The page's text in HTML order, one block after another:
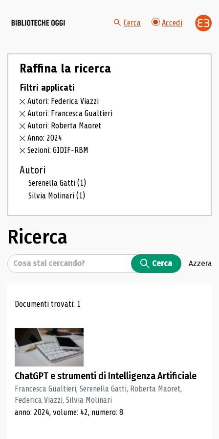
Cerca Accedi
Raffina la ricerca
Filtri applicati
Autori: Federica Viazzi
Autori: Francesca Gualtieri
Autori: Roberta Maoret
Anno: 2024
Sezioni: GIDIF-RBM
Autori
Serenella Gatti(1)
Silvia Molinari(1)
Ricerca
Cerca Cerca Azzera
Risultati di ricerca
Documenti trovati: 1
ChatGPT e strumenti di Intelligenza Artificiale
Francesca Gualtieri, Serenella Gatti, Roberta Maoret,
Federica Viazzi, Silvia Molinari
anno: 2024, volume: 42, numero: 8